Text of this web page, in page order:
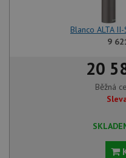
Blanco ALTA
9
20
Běžná